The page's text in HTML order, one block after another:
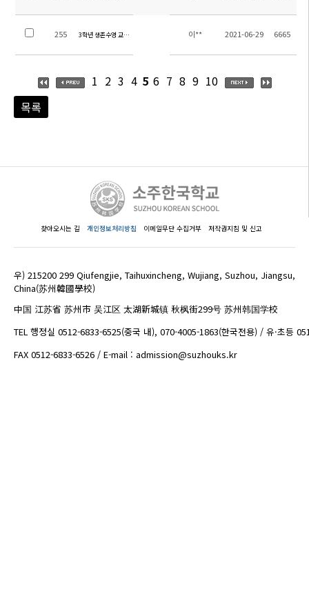
255 3학년 생존수영 교육 실시 이** 2021-06-29 6665
1 2 3 4 5 6 7 8 9 10
목록
찾아오시는 길 개인정보처리방침 이메일무단 수집거부 저작권지침 및 신고
우) 215200 299 Qiufengjie, Taihuxincheng, Wujiang, Suzhou, Jiangsu,
China(苏州韓國學校)
中国 江苏省 苏州市 吴江区 太湖新城镇 秋枫街299号 苏州韩国学校
TEL 행정실 0512-6833-6525(중국 내), 070-4005-1863(한국전용) / 유·초등
FAX 0512-6833-6526 / E-mail : admission@suzhouks.kr